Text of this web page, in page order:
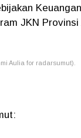
JKN
Aulia for radarsumut).